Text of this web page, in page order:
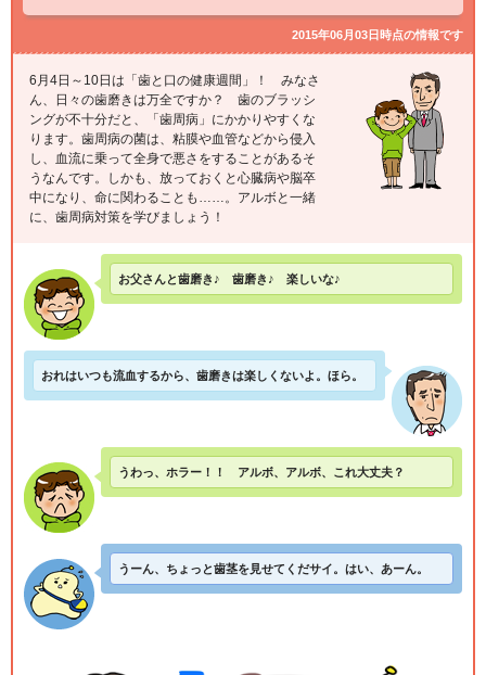
2015年06月03日時点の情報です
6月4日～10日は「歯と口の健康週間」！ みなさ
ん、日々の歯磨きは万全ですか？ 歯のブラッシ
ングが不十分だと、「歯周病」にかかりやすくな
ります。歯周病の菌は、粘膜や血管などから侵入
し、血流に乗って全身で悪さをすることがあるそ
うなんです。しかも、放っておくと心臓病や脳卒
中になり、命に関わることも……。アルボと一緒
に、歯周病対策を学びましょう！
お父さんと歯磨き♪ 歯磨き♪ 楽しいな♪
おれはいつも流血するから、歯磨きは楽しくないよ。ほら。
うわっ、ホラー！！ アルボ、アルボ、これ大丈夫？
うーん、ちょっと歯茎を見せてくだサイ。はい、あーん。